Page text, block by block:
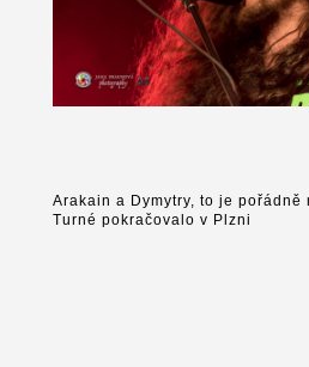
Arakain a Dymytry, to je pořádně
Turné pokračovalo v Plzni